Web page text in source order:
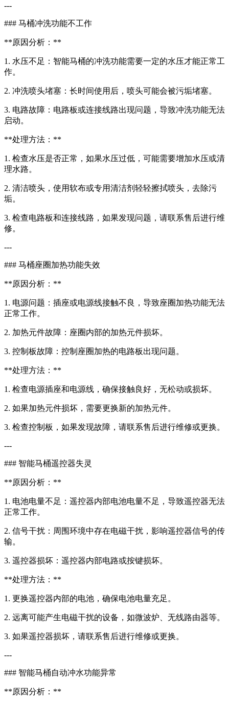
---
### 马桶冲洗功能不工作
**原因分析：**
1. 水压不足：智能马桶的冲洗功能需要一定的水压才能正常工
作。
2. 冲洗喷头堵塞：长时间使用后，喷头可能会被污垢堵塞。
3. 电路故障：电路板或连接线路出现问题，导致冲洗功能无法
启动。
**处理方法：**
1. 检查水压是否正常，如果水压过低，可能需要增加水压或清
理水路。
2. 清洁喷头，使用软布或专用清洁剂轻轻擦拭喷头，去除污
垢。
3. 检查电路板和连接线路，如果发现问题，请联系售后进行维
修。
---
### 马桶座圈加热功能失效
**原因分析：**
1. 电源问题：插座或电源线接触不良，导致座圈加热功能无法
正常工作。
2. 加热元件故障：座圈内部的加热元件损坏。
3. 控制板故障：控制座圈加热的电路板出现问题。
**处理方法：**
1. 检查电源插座和电源线，确保接触良好，无松动或损坏。
2. 如果加热元件损坏，需要更换新的加热元件。
3. 检查控制板，如果发现故障，请联系售后进行维修或更换。
---
### 智能马桶遥控器失灵
**原因分析：**
1. 电池电量不足：遥控器内部电池电量不足，导致遥控器无法
正常工作。
2. 信号干扰：周围环境中存在电磁干扰，影响遥控器信号的传
输。
3. 遥控器损坏：遥控器内部电路或按键损坏。
**处理方法：**
1. 更换遥控器内部的电池，确保电池电量充足。
2. 远离可能产生电磁干扰的设备，如微波炉、无线路由器等。
3. 如果遥控器损坏，请联系售后进行维修或更换。
---
### 智能马桶自动冲水功能异常
**原因分析：**